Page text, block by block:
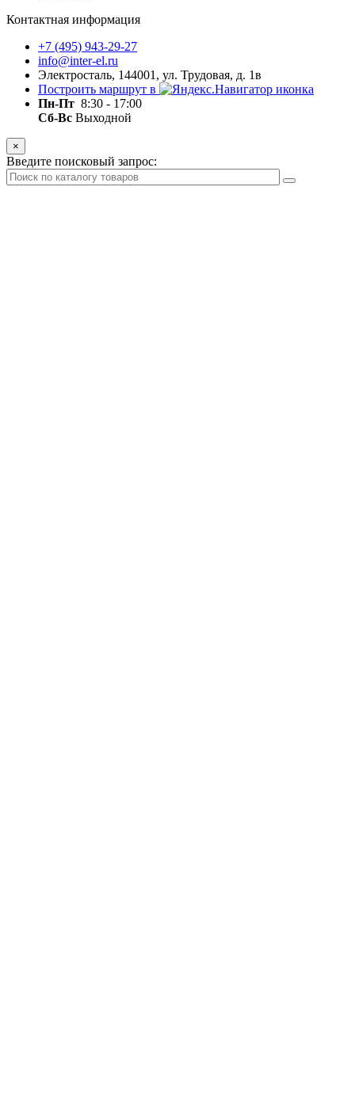
Контактная информация
+7 (495) 943-29-27
info@inter-el.ru
Электросталь, 144001, ул. Трудовая, д. 1в
Построить маршрут в
Пн-Пт 8:30 - 17:00
Сб-Вс Выходной
×
Введите поисковый запрос: